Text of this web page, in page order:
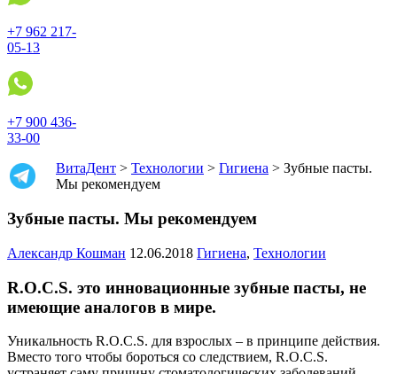
+7 962 217-
05-13
+7 900 436-
33-00
ВитаДент > Технологии > Гигиена > Зубные пасты.
Мы рекомендуем
Зубные пасты. Мы рекомендуем
Александр Кошман 12.06.2018 Гигиена, Технологии
R.O.C.S. это инновационные зубные пасты, не
имеющие аналогов в мире.
Уникальность R.O.C.S. для взрослых – в принципе действия.
Вместо того чтобы бороться со следствием, R.O.C.S.